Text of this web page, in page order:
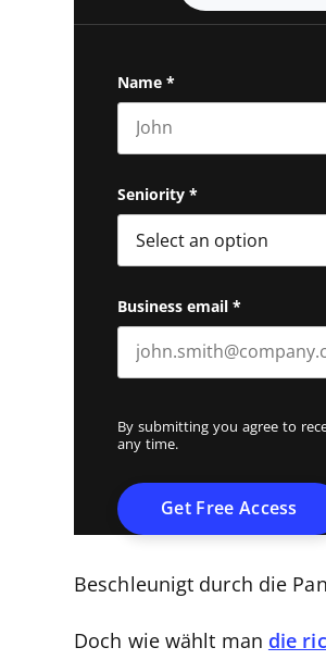
Name *
Seniority *
Business email *
By submitting you agree to
any time.
Beschleunigt durch die
Doch wie wählt man die